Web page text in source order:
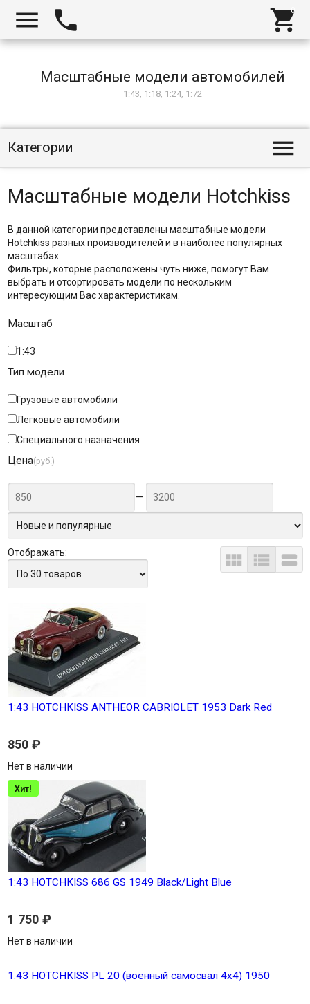
  
Масштабные модели автомобилей
1:43, 1:18, 1:24, 1:72
Категории 
Масштабные модели Hotchkiss
В данной категории представлены масштабные модели
Hotchkiss разных производителей и в наиболее популярных
масштабах.
Фильтры, которые расположены чуть ниже, помогут Вам
выбрать и отсортировать модели по нескольким
интересующим Вас характеристикам.
Масштаб
1:43
Тип модели
Грузовые автомобили
Легковые автомобили
Специального назначения
Цена(руб.)
—
Отображать:   
1:43 HOTCHKISS ANTHEOR CABRIOLET 1953 Dark Red
850 ₽
Нет в наличии
Хит!
1:43 HOTCHKISS 686 GS 1949 Black/Light Blue
1 750 ₽
Нет в наличии
1:43 HOTCHKISS PL 20 (военный самосвал 4x4) 1950